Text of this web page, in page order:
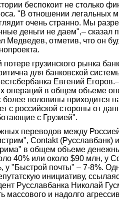
беспокоит не столько
"В отношении легальных
очень странно. Мы
деньги не даем",– сказал
Медведев, отметив, что он
грузинского рынка
для банковской
Евгений
операций в общем объеме
более половины приходится
с российской стороны от
с Грузией".
переводов между
Contakt (Русславбанк)
в общем объеме
40% или около $90 млн, у
у "Быстрой почты" – 7-8%.
инициативу,
Русславбанка Николай
массового и надолго